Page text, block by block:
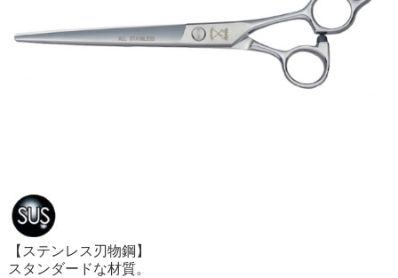
【ステンレス刃物鋼】
スタンダードな材質。